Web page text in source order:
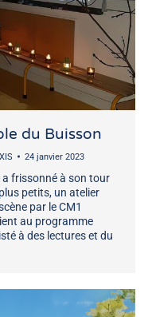
du Buisson
24 janvier 2023
a frissonné à son tour
petits, un atelier
par le CM1
au programme
à des lectures et du